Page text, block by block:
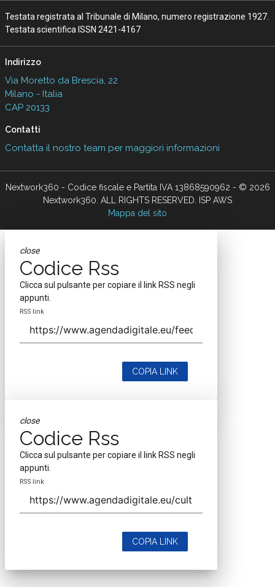
Testata registrata al Tribunale di Milano, numero registrazione 1927.
Testata scientifica ISSN 2421-4167
Indirizzo
Via Moretto da Brescia, 22
Milano - Italia
CAP 20133
Contatti
Contatta il nostro team per maggiori informazioni
Nextwork360 - Codice fiscale e Partita IVA 13868590962 - © 2026
Nextwork360. ALL RIGHTS RESERVED. ISP AWS
Mappa del sito
close
Codice Rss
Clicca sul pulsante per copiare il link RSS negli
appunti.
RSS link
COPIA LINK
close
Codice Rss
Clicca sul pulsante per copiare il link RSS negli
appunti.
RSS link
COPIA LINK